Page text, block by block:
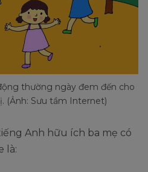
thường ngày đem đến cho
(Ảnh: Sưu tầm Internet)
Anh hữu ích ba mẹ có
là: